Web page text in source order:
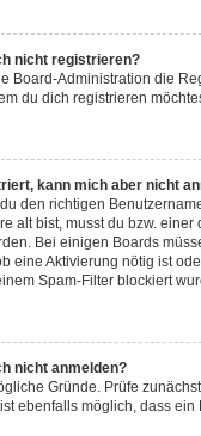
nicht registrieren?
Board-Administration die
du dich registrieren
kann mich aber nicht
den richtigen
alt bist, musst du bzw.
Bei einigen Boards
eine Aktivierung nötig ist
Spam-Filter blockiert
nicht anmelden?
Gründe. Prüfe
ebenfalls möglich, dass